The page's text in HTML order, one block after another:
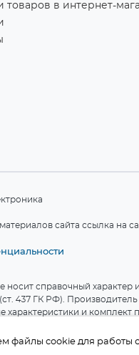
товаров в интернет-
сайта ссылка на
носит справочный характер
437 ГК РФ). Производитель
характеристики и комплект
данные приведены на
файлы cookie для работы